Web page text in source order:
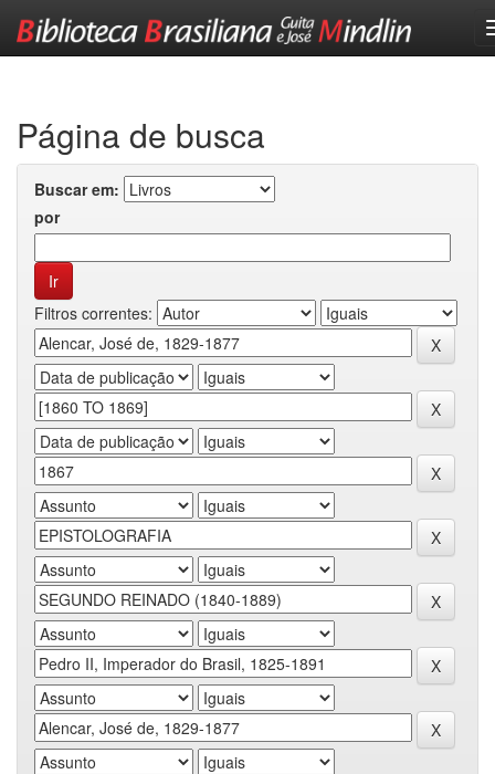
Página de busca
Buscar em:
por
Filtros correntes: